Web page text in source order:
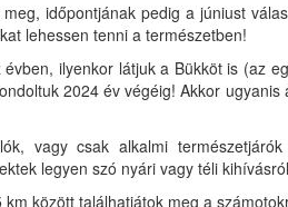
időpontjának pedig a júniust
lehessen tenni a természetben!
ilyenkor látjuk a Bükköt is (az
2024 év végéig! Akkor
vagy csak alkalmi
legyen szó nyári vagy téli
között találhatjátok meg a